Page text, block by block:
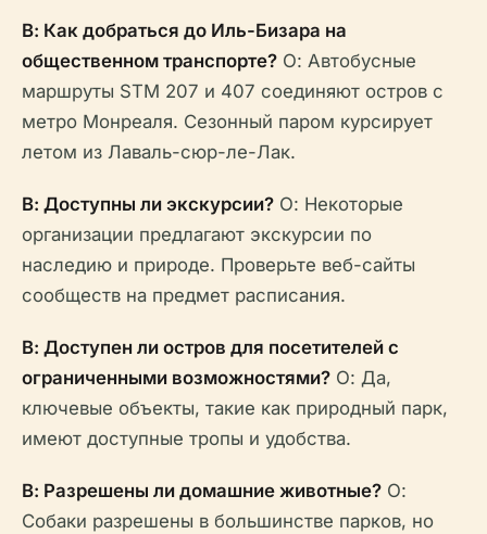
В: Как добраться до Иль-Бизара на
общественном транспорте? О: Автобусные
маршруты STM 207 и 407 соединяют остров с
метро Монреаля. Сезонный паром курсирует
летом из Лаваль-сюр-ле-Лак.
В: Доступны ли экскурсии? О: Некоторые
организации предлагают экскурсии по
наследию и природе. Проверьте веб-сайты
сообществ на предмет расписания.
В: Доступен ли остров для посетителей с
ограниченными возможностями? О: Да,
ключевые объекты, такие как природный парк,
имеют доступные тропы и удобства.
В: Разрешены ли домашние животные? О:
Собаки разрешены в большинстве парков, но